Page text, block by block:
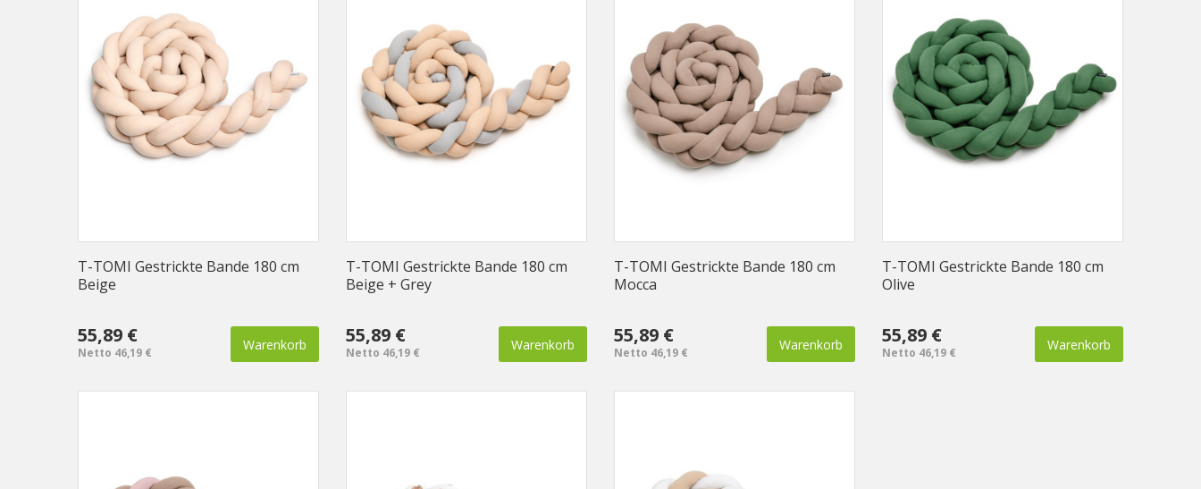
T-TOMI Gestrickte Bande 180 cm
Beige
55,89 €
Netto 46,19 € Warenkorb
T-TOMI Gestrickte Bande 180 cm
Beige + Grey
55,89 €
Netto 46,19 € Warenkorb
T-TOMI Gestrickte Bande 180 cm
Mocca
55,89 €
Netto 46,19 € Warenkorb
T-TOMI Gestrickte Bande 180 cm
Olive
55,89 €
Netto 46,19 € Warenkorb